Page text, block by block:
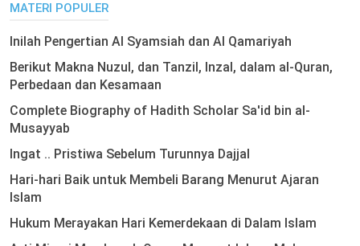
MATERI POPULER
Inilah Pengertian Al Syamsiah dan Al Qamariyah
Berikut Makna Nuzul, dan Tanzil, Inzal, dalam al-Quran,
Perbedaan dan Kesamaan
Complete Biography of Hadith Scholar Sa'id bin al-
Musayyab
Ingat .. Pristiwa Sebelum Turunnya Dajjal
Hari-hari Baik untuk Membeli Barang Menurut Ajaran
Islam
Hukum Merayakan Hari Kemerdekaan di Dalam Islam